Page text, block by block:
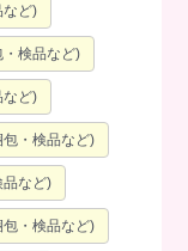
など)
検品など)
など)
・検品など)
品など)
・検品など)